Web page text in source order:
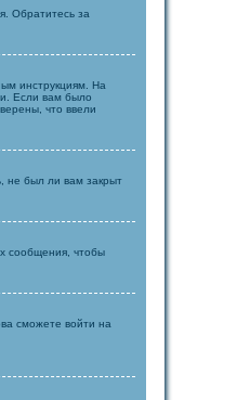
Обратитесь за
инструкциям. На
Если вам было
что ввели
не был ли вам закрыт
сообщения, чтобы
сможете войти на